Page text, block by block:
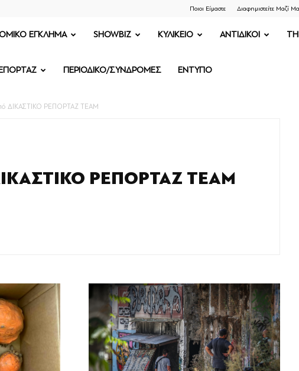
Ποιοι Είμαστε Διαφημιστείτε Μαζί
ΕΓΚΛΗΜΑ SHOWBIZ ΚΥΛΙΚΕΙΟ ΑΝΤΙΔΙΚΟΙ
ΠΕΡΙΟΔΙΚΟ/ΣΥΝΔΡΟΜΕΣ ΕΝΤΥΠΟ
ΔΙΚΑΣΤΙΚΟ ΡΕΠΟΡΤΑΖ TEAM
ΡΕΠΟΡΤΑΖ TEAM